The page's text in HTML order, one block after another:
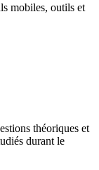
mobiles, outils et
théoriques et
durant le